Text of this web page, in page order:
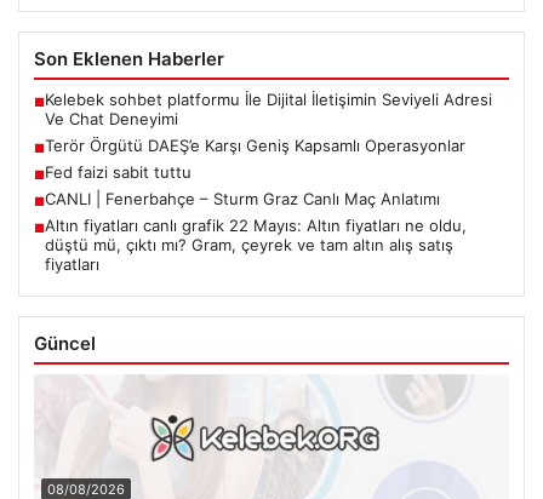
Son Eklenen Haberler
■Kelebek sohbet platformu İle Dijital İletişimin Seviyeli Adresi
Ve Chat Deneyimi
■Terör Örgütü DAEŞ’e Karşı Geniş Kapsamlı Operasyonlar
■Fed faizi sabit tuttu
■CANLI | Fenerbahçe – Sturm Graz Canlı Maç Anlatımı
■Altın fiyatları canlı grafik 22 Mayıs: Altın fiyatları ne oldu,
düştü mü, çıktı mı? Gram, çeyrek ve tam altın alış satış
fiyatları
Güncel
08/08/2026